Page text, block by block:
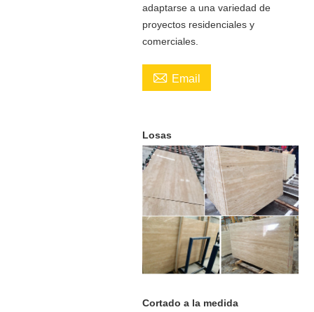
adaptarse a una variedad de
proyectos residenciales y
comerciales.
 Email
Losas
Cortado a la medida